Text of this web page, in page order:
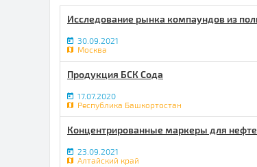
Исследование рынка компаундов из
30.09.2021
Москва
Продукция БСК Сода
17.07.2020
Республика Башкортостан
Концентрированные маркеры для
23.09.2021
Алтайский край